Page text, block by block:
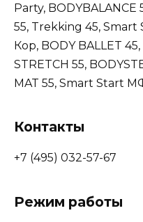
Party,
55, Trekking 45,
Кор, BODY BALLET
STRETCH 55,
MAT 55, Smart Start
Контакты
+7 (495) 032-57-67
Режим работы